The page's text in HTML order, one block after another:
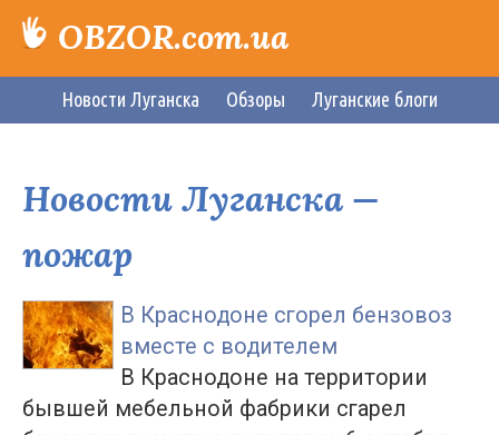
OBZOR.com.ua
Новости Луганска Обзоры Луганские блоги
Новости Луганска —
пожар
В Краснодоне сгорел бензовоз
вместе с водителем
В Краснодоне на территории
бывшей мебельной фабрики сгарел